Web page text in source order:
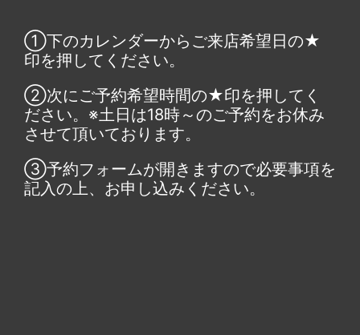
①下のカレンダーからご来店希望日の★
印を押してください。
②次にご予約希望時間の★印を押してく
ださい。※土日は18時～のご予約をお休み
させて頂いております。
③予約フォームが開きますので必要事項を
記入の上、お申し込みください。